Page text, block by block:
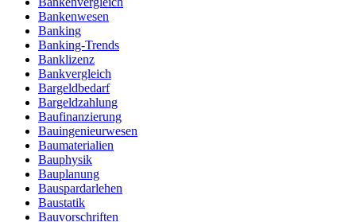
Bankenwesen
Banking
Banking-Trends
Banklizenz
Bankvergleich
Bargeldbedarf
Bargeldzahlung
Baufinanzierung
Bauingenieurwesen
Baumaterialien
Bauphysik
Bauplanung
Bauspardarlehen
Baustatik
Bauvorschriften